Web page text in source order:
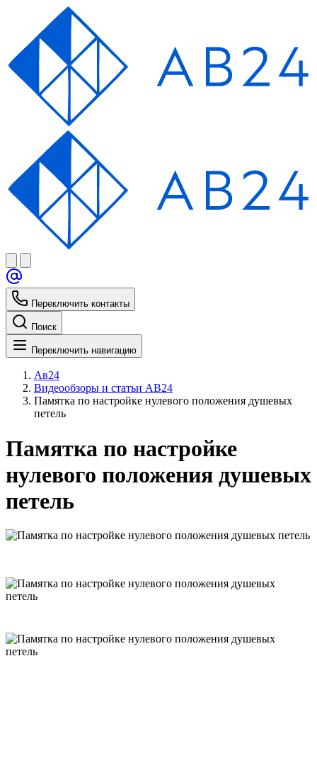
Переключить контакты
Поиск
Переключить навигацию
Ав24
Видеообзоры и статьи АВ24
Памятка по настройке нулевого положения душевых
петель
Памятка по настройке
нулевого положения душевых
петель